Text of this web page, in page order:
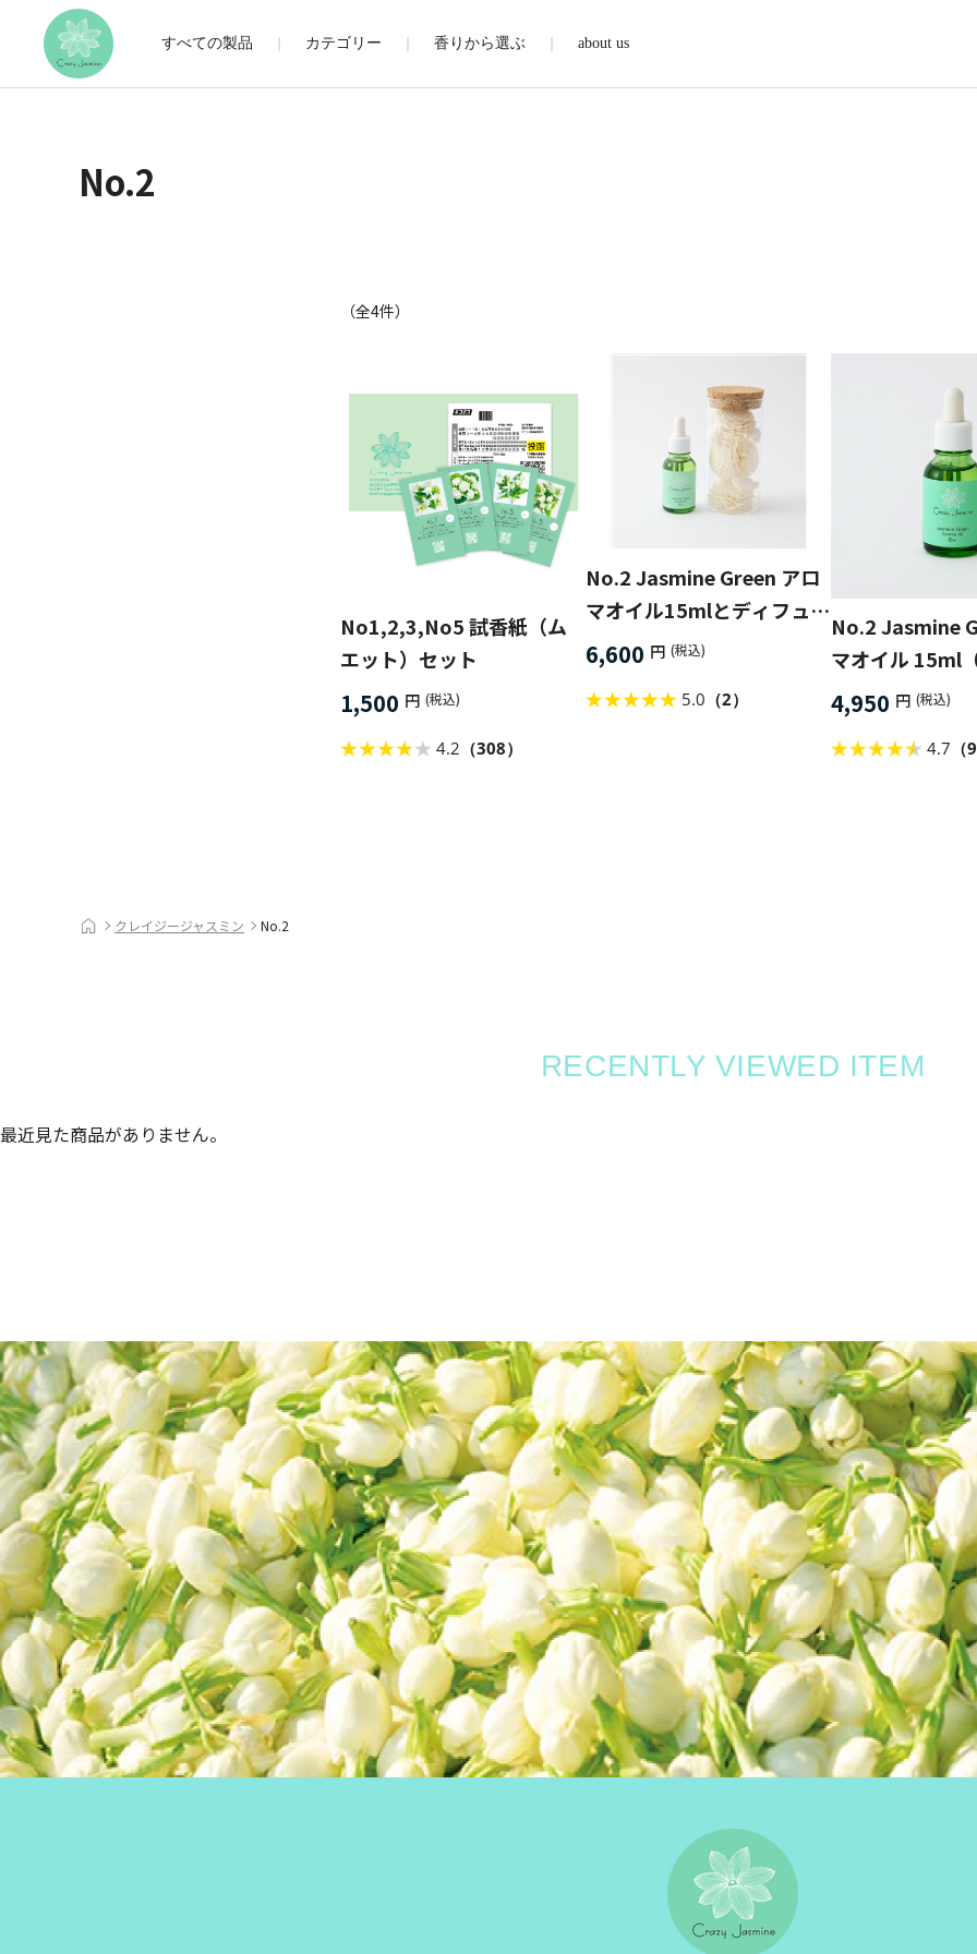
すべての製品 カテゴリー 香りから選ぶ about us
No.2
（全4件）
No1,2,3,No5 試香紙（ム
エット）セット
1,500 円 (税込)
4.2 （308）
No.2 Jasmine Green アロ
マオイル15mlとディフュー
ザーセット
6,600 円 (税込)
5.0 （2）
No.2 Jasmine
マオイル 15ml
4,950 円 (税込)
4.7
クレイジージャスミン No.2
RECENTLY VIEWED ITEM
最近見た商品がありません。